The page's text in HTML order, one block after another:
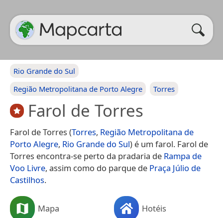
Rio Grande do Sul
Região Metropolitana de Porto Alegre
Torres
Farol de Torres
Farol de Torres (Torres, Região Metropolitana de
Porto Alegre, Rio Grande do Sul) é um farol. Farol de
Torres encontra-se perto da pradaria de Rampa de
Voo Livre, assim como do parque de Praça Júlio de
Castilhos.
Mapa Hotéis